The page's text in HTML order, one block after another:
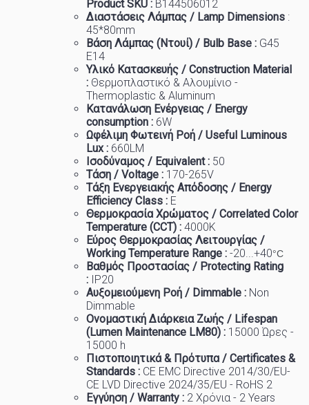
Product SKU : B144506012
Διαστάσεις Λάμπας / Lamp Dimensions :
45*80mm
Βάση Λάμπας (Ντουί) / Bulb Base : G45
E14
Υλικό Κατασκευής / Construction Material
: Θερμοπλαστικό & Αλουμίνιο -
Thermoplastic & Aluminum
Κατανάλωση Ενέργειας / Energy
consumption : 6W
Ωφέλιμη Φωτεινή Ροή / Useful Luminous
Lux : 660LM
Ισοδύναμος / Equivalent : 50
Τάση / Voltage : 170-265V
Τάξη Ενεργειακής Απόδοσης / Energy
Efficiency Class : Ε
Θερμοκρασία Χρώματος / Correlated Color
Temperature (CCT) : 4000K
Εύρος Θερμοκρασίας Λειτουργίας /
Working Temperature Range : -20...+40°C
Βαθμός Προστασίας / Protecting Rating
: IP20
Αυξομειούμενη Ροή / Dimmable : Non
Dimmable
Ονομαστική Διάρκεια Ζωής / Lifespan
(Lumen Maintenance LM80) : 15000 Ώρες -
15000 h
Πιστοποιητικά & Πρότυπα / Certificates &
Standards : CE EMC Directive 2014/30/EU-
CE LVD Directive 2024/35/EU - RoHS 2
Εγγύηση / Warranty : 2 Χρόνια - 2 Years